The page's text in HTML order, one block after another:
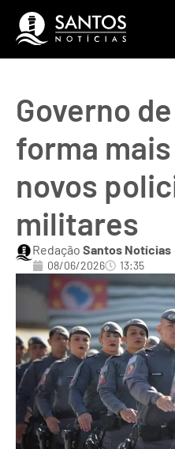
Governo
forma mais
novos
militares
Redação Santos Notícias
08/06/2026 13:35